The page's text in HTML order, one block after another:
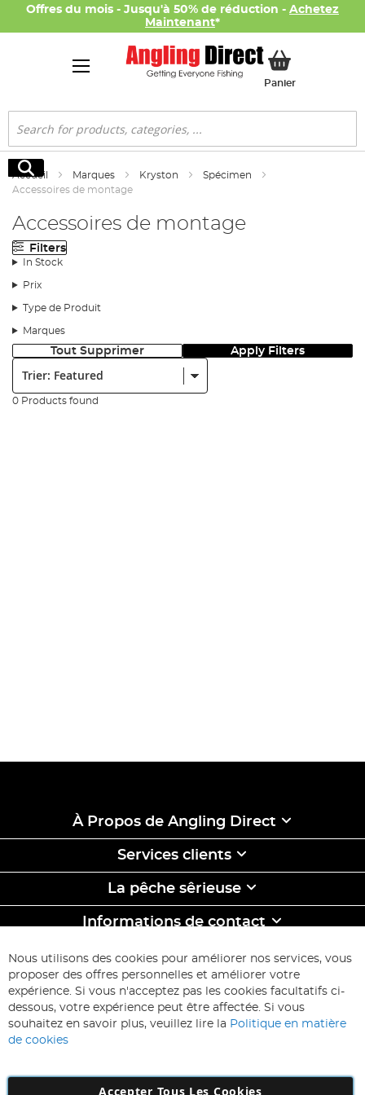
Offres du mois - Jusqu'à 50% de réduction - Achetez
Maintenant*
PanierMon panier
Rechercher
Rechercher
Accueil Marques Kryston
Spécimen
Accessoires de montage
Accessoires de montage
Filters
In Stock
Prix
Type de Produit
Marques
Tout Supprimer Apply Filters
0 Products found
À Propos de Angling Direct
Services clients
La pêche sêrieuse
Informations de contact
ABONNEZ-VOUS & ECONOMISEZ
Inscription
à
d’information
:
Inscription
Nous utilisons des cookies pour améliorer nos services, vous
proposer des offres personnelles et améliorer votre
expérience. Si vous n'acceptez pas les cookies facultatifs ci-
dessous, votre expérience peut être affectée. Si vous
souhaitez en savoir plus, veuillez lire la Politique en matière
de cookies
Accepter Tous Les Cookies